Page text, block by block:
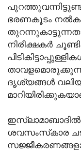
ഭരണകൂടം
നിരീക്ഷകർ
ദൃശ്യങ്ങൾ വലിയ
ശവസംസ്‌കാര